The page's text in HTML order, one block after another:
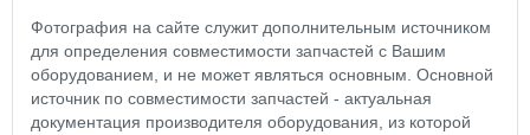
Фотография на сайте служит дополнительным источником
для определения совместимости запчастей с Вашим
оборудованием, и не может являться основным. Основной
источник по совместимости запчастей - актуальная
документация производителя оборудования, из которой